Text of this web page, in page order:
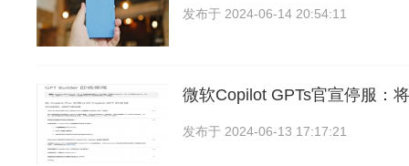
发布于 2024-06-14 20:54:11
微软Copilot GPTs官宣停服：
发布于 2024-06-13 17:17:21